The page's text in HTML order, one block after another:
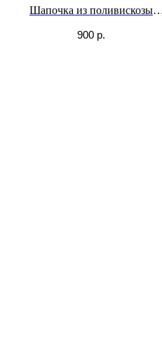
Шапочка из поливискозы
прохладный осенний вечер
900 р.